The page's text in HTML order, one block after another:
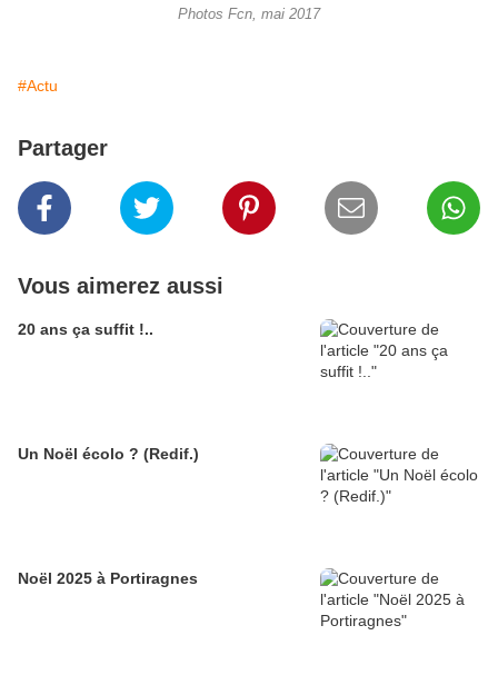
Photos Fcn, mai 2017
#Actu
Partager
Vous aimerez aussi
20 ans ça suffit !..
Un Noël écolo ? (Redif.)
Noël 2025 à Portiragnes